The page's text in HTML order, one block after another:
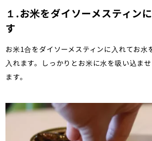
１.お米をダイソーメスティン
す
お米1合をダイソーメスティンに入れてお水
入れます。しっかりとお米に水を吸い込ま
ます。